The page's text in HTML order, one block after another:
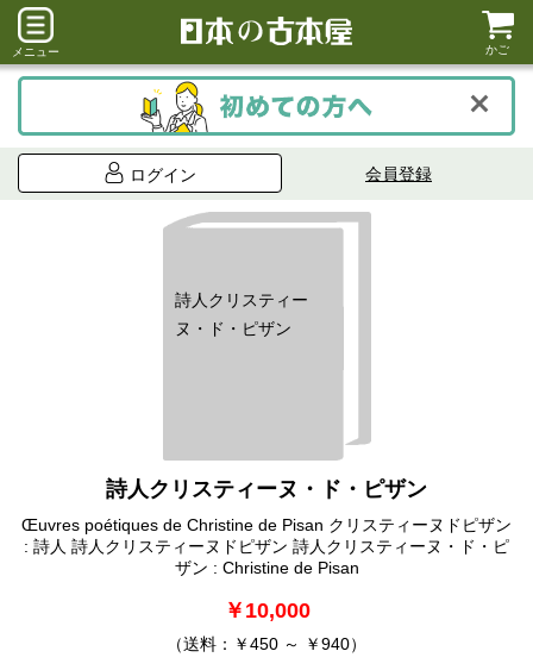
メニュー かご
ログイン 会員登録
詩人クリスティー
ヌ・ド・ピザン
詩人クリスティーヌ・ド・ピザン
Œuvres poétiques de Christine de Pisan クリスティーヌドピザン
: 詩人 詩人クリスティーヌドピザン 詩人クリスティーヌ・ド・ピ
ザン : Christine de Pisan
￥10,000
（送料：￥450 ～ ￥940）